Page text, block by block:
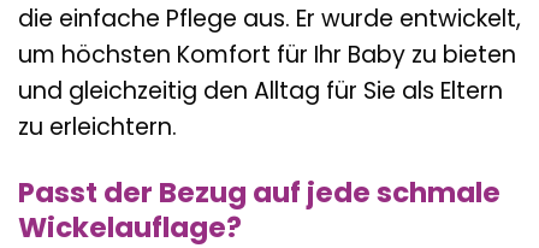
die einfache Pflege aus. Er wurde entwickelt,
um höchsten Komfort für Ihr Baby zu bieten
und gleichzeitig den Alltag für Sie als Eltern
zu erleichtern.
Passt der Bezug auf jede schmale
Wickelauflage?